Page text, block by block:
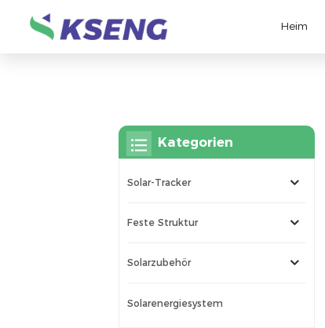
Heim
Kategorien
Solar-Tracker
Feste Struktur
Solarzubehör
Solarenergiesystem